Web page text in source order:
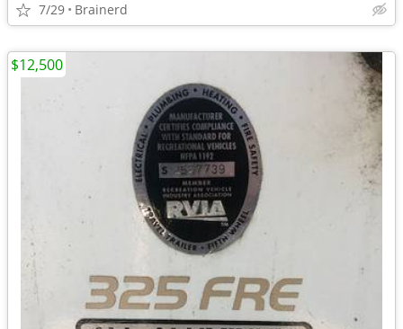
7/29 Brainerd
$12,500